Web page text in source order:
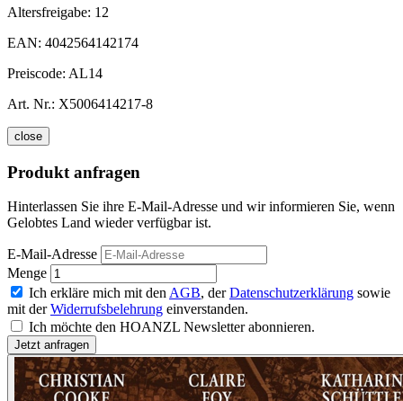
Altersfreigabe: 12
EAN: 4042564142174
Preiscode: AL14
Art. Nr.: X5006414217-8
close
Produkt anfragen
Hinterlassen Sie ihre E-Mail-Adresse und wir informieren Sie, wenn
Gelobtes Land wieder verfügbar ist.
E-Mail-Adresse
Menge
Ich erkläre mich mit den AGB, derDatenschutzerklärung sowie
mit derWiderrufsbelehrung einverstanden.
Ich möchte den HOANZL Newsletter abonnieren.